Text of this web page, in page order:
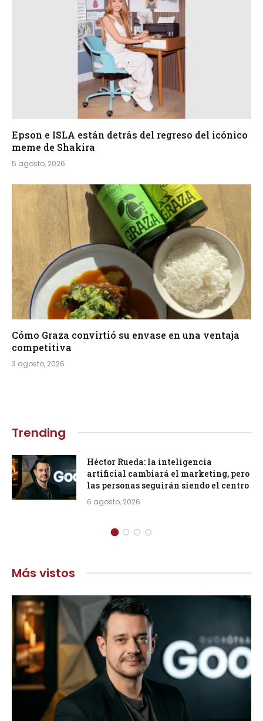
Epson e ISLA están detrás del regreso del icónico
meme de Shakira
5 agosto, 2026
Cómo Graza convirtió su envase en una ventaja
competitiva
3 agosto, 2026
Trending
Héctor Rueda: la inteligencia
artificial cambiará el marketing, pero
las personas seguirán siendo el centro
6 agosto, 2026
Más vistos